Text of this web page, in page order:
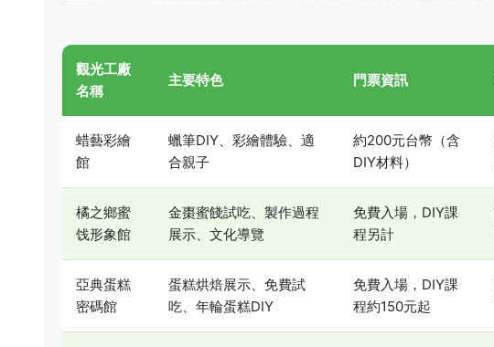
觀光工廠
名稱
主要特色 門票資訊
蜡藝彩繪
館
蠟筆DIY、彩繪體驗、適
合親子
約200元台幣（含
DIY材料）
橘之鄉蜜
饯形象館
金棗蜜餞試吃、製作過程
展示、文化導覽
免費入場，DIY課
程另計
亞典蛋糕
密碼館
蛋糕烘焙展示、免費試
吃、年輪蛋糕DIY
免費入場，DIY課
程約150元起